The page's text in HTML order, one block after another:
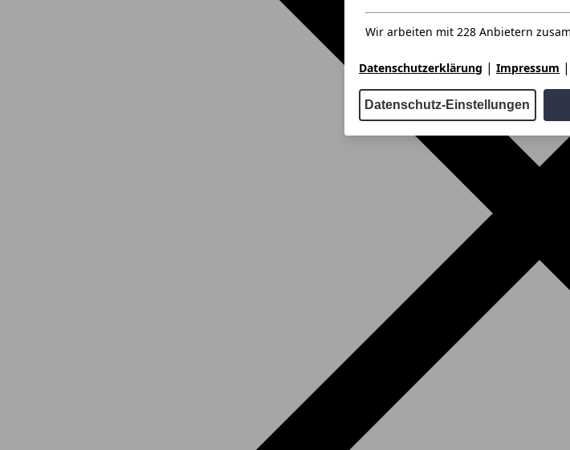
Wir arbeiten mit 228 Anbietern
Datenschutzerklärung | Impressum |
Datenschutz-Einstellungen